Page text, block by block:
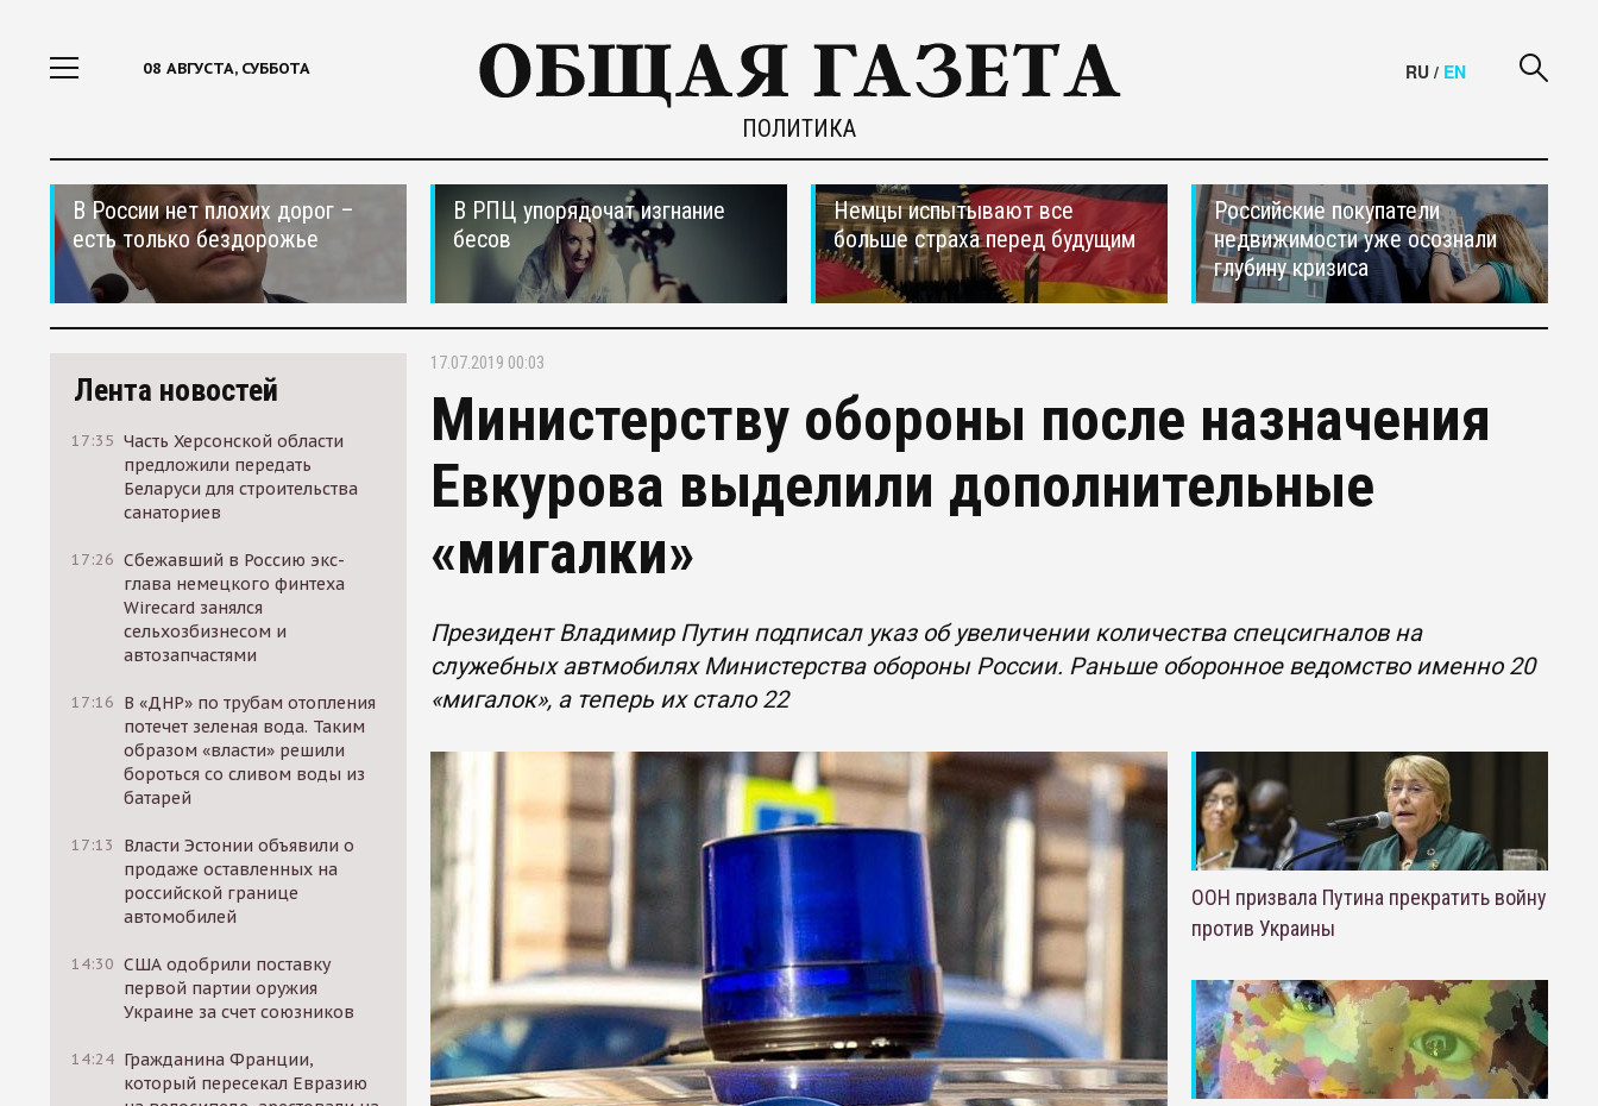
08 АВГУСТА, СУББОТА
ПОЛИТИКА
RU / EN
В России нет плохих дорог –
есть только бездорожье
В РПЦ упорядочат изгнание
бесов
Немцы испытывают все
больше страха перед будущим
Российские покупатели
недвижимости уже осознали
глубину кризиса
Лента новостей
17:35 Часть Херсонской области
предложили передать
Беларуси для строительства
санаториев
17:26 Сбежавший в Россию экс-
глава немецкого финтеха
Wirecard занялся
сельхозбизнесом и
автозапчастями
17:16 В «ДНР» по трубам отопления
потечет зеленая вода. Таким
образом «власти» решили
бороться со сливом воды из
батарей
17:13
Власти Эстонии объявили о
продаже оставленных на
российской границе
автомобилей
14:30 США одобрили поставку
первой партии оружия
Украине за счет союзников
14:24 Гражданина Франции,
который пересекал Евразию
17.07.2019 00:03
Министерству обороны после назначения
Евкурова выделили дополнительные
«мигалки»
Президент Владимир Путин подписал указ об увеличении количества спецсигналов на
служебных автмобилях Министерства обороны России. Раньше оборонное ведомство именно 20
«мигалок», а теперь их стало 22
ООН призвала Путина прекратить войну
против Украины